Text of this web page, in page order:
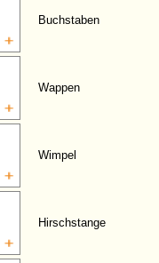
Buchstaben
Wappen
Wimpel
Hirschstange